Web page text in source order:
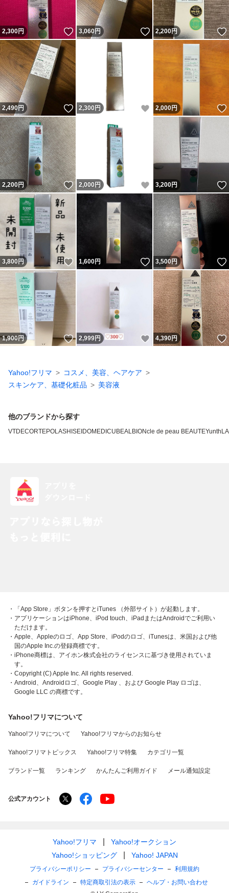
2,300円 いいね！
3,060円 いいね！
2,200円
2,490円 いいね！
2,300 円 いいね！
2,000円
2,200円 いいね！
2,000 円 いいね！
3,200円
3,800円 いいね！
1,600円 いいね！
3,500円
1,900円 いいね！
2,999円 いいね！
4,390円
Yahoo!フリマ
コスメ、美容、ヘアケア
スキンケア、基礎化粧品
美容液
他のブランドから探す
VTDECORTEPOLASHISEIDOMEDICUBEALBIONcle de peau BEAUTEYunth
・「App Store」ボタンを押すとiTunes （外部サイト）が起動します。
・アプリケーションはiPhone、iPod touch、iPadまたはAndroidでご利用い
ただけます。
・Apple、Appleのロゴ、App Store、iPodのロゴ、iTunesは、米国および他
国のApple Inc.の登録商標です。
・iPhone商標は、アイホン株式会社のライセンスに基づき使用されていま
す。
・Copyright (C) Apple Inc. All rights reserved.
・Android、Androidロゴ、Google Play 、および Google Play ロゴは、
Google LLC の商標です。
Yahoo!フリマについて
Yahoo!フリマについて Yahoo!フリマからのお知らせ
Yahoo!フリマトピックス Yahoo!フリマ特集 カテゴリ一覧
ブランド一覧 ランキング かんたんご利用ガイド メール通知設定
公式アカウント
Yahoo!フリマ
Yahoo!オークション
Yahoo!ショッピング
Yahoo! JAPAN
プライバシーポリシー プライバシーセンター
利用規約
ガイドライン
特定商取引法の表示
ヘルプ・お問い合わせ